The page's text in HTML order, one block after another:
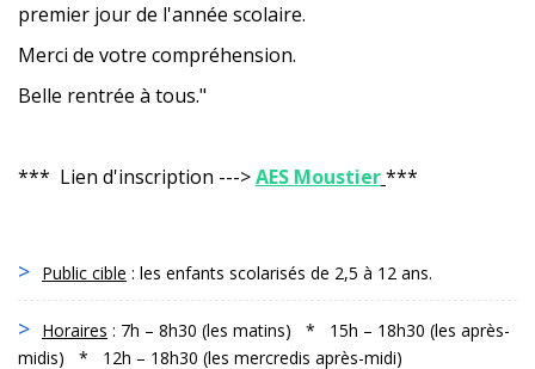
premier jour de l'année scolaire.
Merci de votre compréhension.
Belle rentrée à tous."
*** Lien d'inscription --->AES Moustier***
Public cible : les enfants scolarisés de 2,5 à 12 ans.
Horaires : 7h – 8h30 (les matins) * 15h – 18h30 (les après-
midis) * 12h – 18h30 (les mercredis après-midi)